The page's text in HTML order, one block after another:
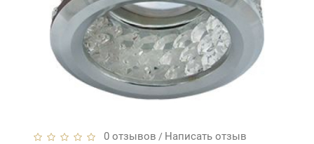
0 отзывов / Написать отзыв